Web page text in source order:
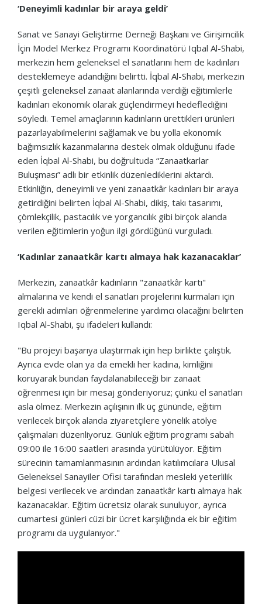
‘Deneyimli kadınlar bir araya geldi’
Sanat ve Sanayi Geliştirme Derneği Başkanı ve Girişimcilik
İçin Model Merkez Programı Koordinatörü Iqbal Al-Shabi,
merkezin hem geleneksel el sanatlarını hem de kadınları
desteklemeye adandığını belirtti. İqbal Al-Shabi, merkezin
çeşitli geleneksel zanaat alanlarında verdiği eğitimlerle
kadınları ekonomik olarak güçlendirmeyi hedeflediğini
söyledi. Temel amaçlarının kadınların ürettikleri ürünleri
pazarlayabilmelerini sağlamak ve bu yolla ekonomik
bağımsızlık kazanmalarına destek olmak olduğunu ifade
eden İqbal Al-Shabi, bu doğrultuda “Zanaatkarlar
Buluşması” adlı bir etkinlik düzenlediklerini aktardı.
Etkinliğin, deneyimli ve yeni zanaatkâr kadınları bir araya
getirdiğini belirten İqbal Al-Shabi, dikiş, takı tasarımı,
çömlekçilik, pastacılık ve yorgancılık gibi birçok alanda
verilen eğitimlerin yoğun ilgi gördüğünü vurguladı.
‘Kadınlar zanaatkâr kartı almaya hak kazanacaklar’
Merkezin, zanaatkâr kadınların "zanaatkâr kartı"
almalarına ve kendi el sanatları projelerini kurmaları için
gerekli adımları öğrenmelerine yardımcı olacağını belirten
Iqbal Al-Shabi, şu ifadeleri kullandı:
"Bu projeyi başarıya ulaştırmak için hep birlikte çalıştık.
Ayrıca evde olan ya da emekli her kadına, kimliğini
koruyarak bundan faydalanabileceği bir zanaat
öğrenmesi için bir mesaj gönderiyoruz; çünkü el sanatları
asla ölmez. Merkezin açılışının ilk üç gününde, eğitim
verilecek birçok alanda ziyaretçilere yönelik atölye
çalışmaları düzenliyoruz. Günlük eğitim programı sabah
09:00 ile 16:00 saatleri arasında yürütülüyor. Eğitim
sürecinin tamamlanmasının ardından katılımcılara Ulusal
Geleneksel Sanayiler Ofisi tarafından mesleki yeterlilik
belgesi verilecek ve ardından zanaatkâr kartı almaya hak
kazanacaklar. Eğitim ücretsiz olarak sunuluyor, ayrıca
cumartesi günleri cüzi bir ücret karşılığında ek bir eğitim
programı da uygulanıyor."